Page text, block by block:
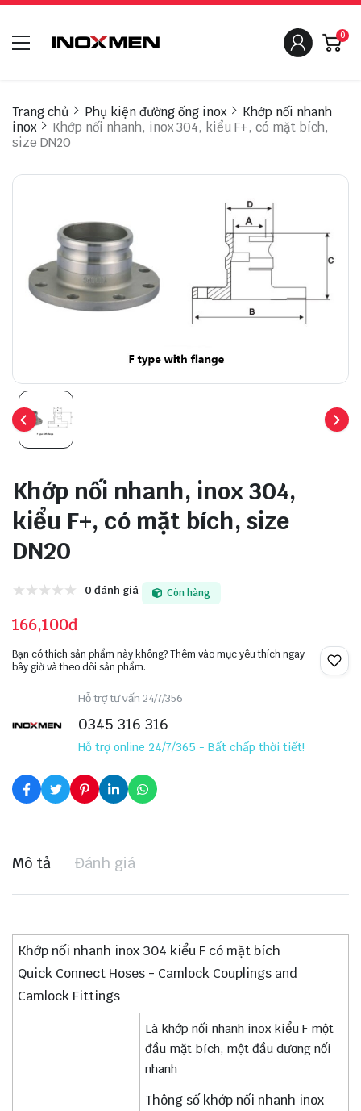
0
Trang chủ Phụ kiện đường ống inox
Khớp nối nhanh
inox
Khớp nối nhanh, inox 304, kiểu F+, có mặt bích,
size DN20
Khớp nối nhanh, inox 304,
kiểu F+, có mặt bích, size
DN20
0 đánh giá Còn hàng
166,100đ
Bạn có thích sản phẩm này không? Thêm vào mục yêu thích ngay
bây giờ và theo dõi sản phẩm.
Hỗ trợ tư vấn 24/7/356
0345 316 316
Hỗ trợ online 24/7/365 - Bất chấp thời tiết!
Mô tả Đánh giá
Khớp nối nhanh inox 304 kiểu F có mặt bích
Quick Connect Hoses - Camlock Couplings and
Camlock Fittings
Là khớp nối nhanh inox kiểu F một
đầu mặt bích, một đầu dương nối
nhanh
Thông số khớp nối nhanh inox